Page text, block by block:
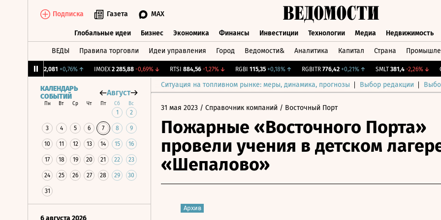
Подписка Газета MAX
Глобальные идеи Бизнес Экономика Финансы Инвестиции Технологии Медиа Недвижимость
ВЕДЫ Правила торговли Идеи управления Город Ведомости& Аналитика Капитал Страна
12,081 +0,76%↑ IMOEX 2 285,88 -0,69%↓ RTSI 884,56 -1,27%↓ RGBI 115,35 +0,18% ↑ RGBITR 776,42 +0,21%↑ SMLT 381,4 -2,26%↓
Ситуация на топливном рынке: меры, динамика, прогнозы Выбор редакции
КАЛЕНДАРЬ
СОБЫТИЙ
Август
Пн Вт Ср Чт Пт Сб Вс
1 2
3 4 5 6 7 8 9
10 11 12 13 14 15 16
17 18 19 20 21 22 23
24 25 26 27 28 29 30
31
6 августа 2026
31 мая 2023 / Справочник компаний / Восточный Порт
Пожарные «Восточного Порта»
провели учения в детском
«Шепалово»
Архив